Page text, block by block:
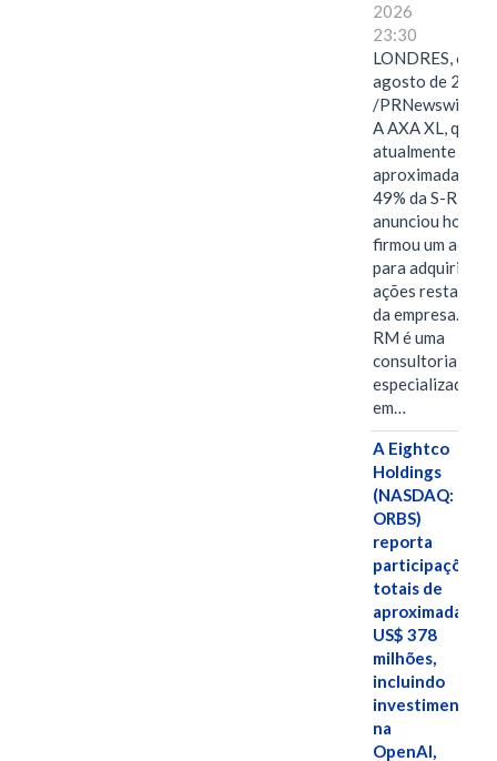
2026
23:30
LONDRES, 6 de
agosto de 2026
/PRNewswire/ --
A AXA XL, que
atualmente
49% da S-RM,
anunciou hoje
firmou um
para adquirir as
ações restantes
da empresa. A S-
RM é uma
consultoria
especializada
em…
A Eightco
Holdings
(NASDAQ:
ORBS)
reporta
participações
totais de
US$ 378
milhões,
incluindo
investimentos
na
OpenAI,